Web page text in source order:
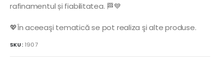
rafinamentul și fiabilitatea. 🏁💙
💖În aceeaşi tematică se pot realiza şi alte produse.
SKU: 1907